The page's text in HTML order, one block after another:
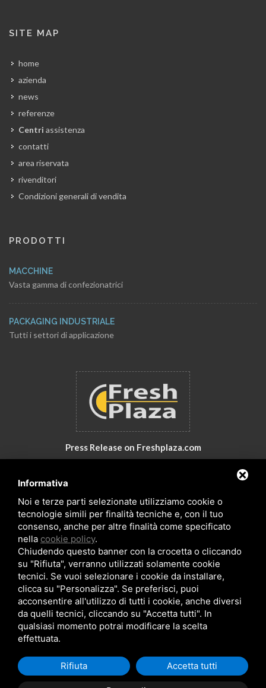
SITE MAP
home
azienda
news
referenze
Centri assistenza
contatti
area riservata
rivenditori
Condizioni generali di vendita
PRODOTTI
MACCHINE
Vasta gamma di confezionatrici
PACKAGING INDUSTRIALE
Tutti i settori di applicazione
Press Release on Freshplaza.com
Copyrights © 2026 All Rights Reserved by GNA Srl
Sitemap / Privacy Policy / Rna trasparenza aiuti
Informativa
Noi e terze parti selezionate utilizziamo cookie o
tecnologie simili per finalità tecniche e, con il tuo
consenso, anche per altre finalità come specificato
nella cookie policy.
Chiudendo questo banner con la crocetta o cliccando
su "Rifiuta", verranno utilizzati solamente cookie
tecnici. Se vuoi selezionare i cookie da installare,
clicca su "Personalizza". Se preferisci, puoi
acconsentire all'utilizzo di tutti i cookie, anche diversi
da quelli tecnici, cliccando su "Accetta tutti". In
qualsiasi momento potrai modificare la scelta
effettuata.
Rifiuta Accetta tutti